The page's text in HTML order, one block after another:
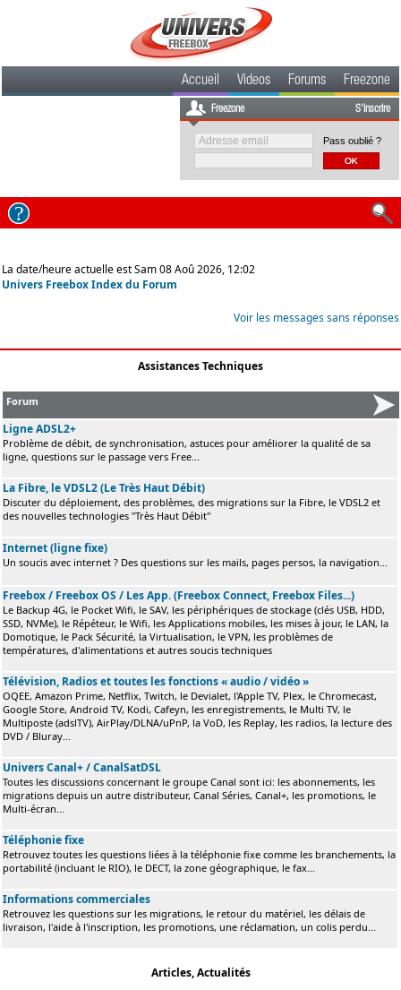
Accueil Videos Forums Freezone
Freezone S'inscrire
Pass oublié ?
La date/heure actuelle est Sam 08 Aoû 2026, 12:02
Univers Freebox Index du Forum
Voir les messages sans réponses
Assistances Techniques
Forum
Ligne ADSL2+
Problème de débit, de synchronisation, astuces pour améliorer la qualité de sa
ligne, questions sur le passage vers Free...
La Fibre, le VDSL2 (Le Très Haut Débit)
Discuter du déploiement, des problèmes, des migrations sur la Fibre, le VDSL2 et
des nouvelles technologies "Très Haut Débit"
Internet (ligne fixe)
Un soucis avec internet ? Des questions sur les mails, pages persos, la navigation...
Freebox / Freebox OS / Les App. (Freebox Connect, Freebox Files...)
Le Backup 4G, le Pocket Wifi, le SAV, les périphériques de stockage (clés USB, HDD,
SSD, NVMe), le Répéteur, le Wifi, les Applications mobiles, les mises à jour, le LAN, la
Domotique, le Pack Sécurité, la Virtualisation, le VPN, les problèmes de
températures, d'alimentations et autres soucis techniques
Télévision, Radios et toutes les fonctions « audio / vidéo »
OQEE, Amazon Prime, Netflix, Twitch, le Devialet, l'Apple TV, Plex, le Chromecast,
Google Store, Android TV, Kodi, Cafeyn, les enregistrements, le Multi TV, le
Multiposte (adslTV), AirPlay/DLNA/uPnP, la VoD, les Replay, les radios, la lecture des
DVD / Bluray...
Univers Canal+ / CanalSatDSL
Toutes les discussions concernant le groupe Canal sont ici: les abonnements, les
migrations depuis un autre distributeur, Canal Séries, Canal+, les promotions, le
Multi-écran...
Téléphonie fixe
Retrouvez toutes les questions liées à la téléphonie fixe comme les branchements, la
portabilité (incluant le RIO), le DECT, la zone géographique, le fax...
Informations commerciales
Retrouvez les questions sur les migrations, le retour du matériel, les délais de
livraison, l'aide à l'inscription, les promotions, une réclamation, un colis perdu...
Articles, Actualités